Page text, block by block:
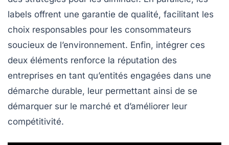
labels offrent une garantie de qualité, facilitant les
choix responsables pour les consommateurs
soucieux de l’environnement. Enfin, intégrer ces
deux éléments renforce la réputation des
entreprises en tant qu’entités engagées dans une
démarche durable, leur permettant ainsi de se
démarquer sur le marché et d’améliorer leur
compétitivité.